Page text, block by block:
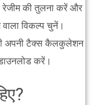
रेजीम की तुलना करें और
विकल्प चुनें।
अपनी टैक्स कैलकुलेशन
करें।